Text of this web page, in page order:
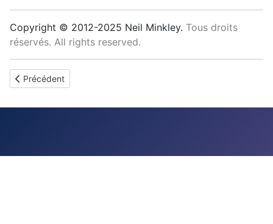
Copyright © 2012-2025 Neil Minkley. Tous droits
réservés. All rights reserved.
Article précédent : Métiers - divers
Précédent